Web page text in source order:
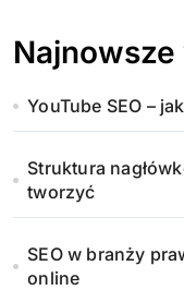
YouTube SEO –
Struktura
tworzyć
SEO w branży
online